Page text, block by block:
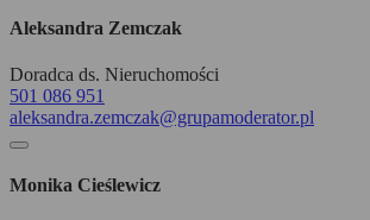
Aleksandra Zemczak
Doradca ds. Nieruchomości
501 086 951
aleksandra.zemczak@grupamoderator.pl
Monika Cieślewicz